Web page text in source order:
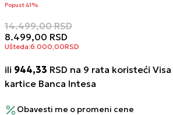
Popust 41%
14.499,00 RSD
8.499,00 RSD
Ušteda:6.000,00RSD
ili 944,33 RSD na 9 rata koristeći
kartice Banca Intesa
Obavesti me o promeni cene